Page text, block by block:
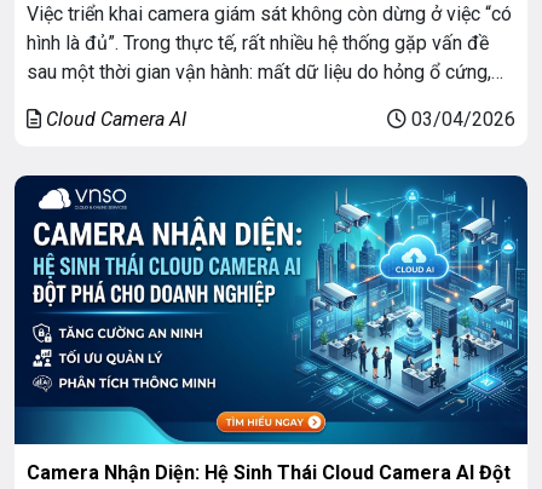
Việc triển khai camera giám sát không còn dừng ở việc “có
hình là đủ”. Trong thực tế, rất nhiều hệ thống gặp vấn đề
sau một thời gian vận hành: mất dữ liệu do hỏng ổ cứng,
kiểm tra sự cố. […]
Cloud Camera AI 03/04/2026
Camera Nhận Diện: Hệ Sinh Thái Cloud Camera AI Đột